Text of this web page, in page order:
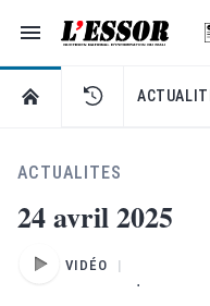
Navigation
L'Essor -
RETOUR À LA PAGE
ACTUALITES
24 avril 2025
VIDÉO
.